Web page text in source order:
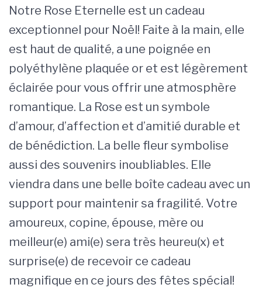
Notre Rose Eternelle est un cadeau
exceptionnel pour Noël! Faite à la main, elle
est haut de qualité, a une poignée en
polyéthylène plaquée or et est légèrement
éclairée pour vous offrir une atmosphère
romantique. La Rose est un symbole
d’amour, d’affection et d’amitié durable et
de bénédiction. La belle fleur symbolise
aussi des souvenirs inoubliables. Elle
viendra dans une belle boîte cadeau avec un
support pour maintenir sa fragilité. Votre
amoureux, copine, épouse, mère ou
meilleur(e) ami(e) sera très heureu(x) et
surprise(e) de recevoir ce cadeau
magnifique en ce jours des fêtes spécial!